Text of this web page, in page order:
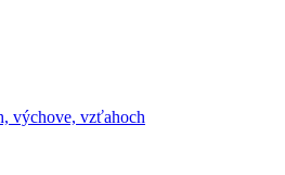
výchove, vzťahoch